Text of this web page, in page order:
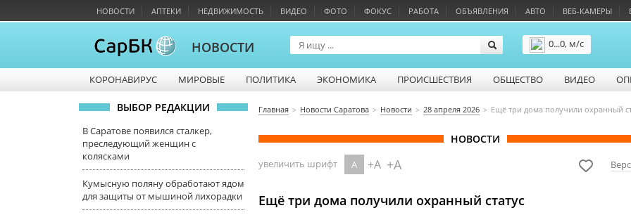
НОВОСТИ АПТЕКИ НЕДВИЖИМОСТЬ ВИДЕО ФОТО ФОКУС РАБОТА ОБЪЯВЛЕНИЯ АВТО ВЕБ-КАМЕРЫ
НОВОСТИ
0...0, м/с
КОРОНАВИРУС МИРОВЫЕ ПОЛИТИКА ЭКОНОМИКА ПРОИСШЕСТВИЯ ОБЩЕСТВО ВИДЕО
ВЫБОР РЕДАКЦИИ
В Саратове появился сталкер,
преследующий женщин с
колясками
Кумысную поляну обработают ядом
для защиты от мышиной лихорадки
Главная Новости Саратова Новости 28 апреля 2026 Ещё три дома получили охранный
НОВОСТИ
увеличить шрифт A +A +A
Ещё три дома получили охранный статус